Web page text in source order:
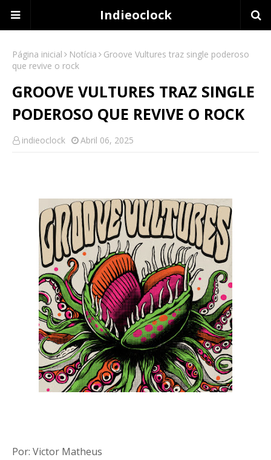
Indieoclock
Página inicial Notícia
Groove Vultures traz single poderoso
que revive o rock
GROOVE VULTURES TRAZ SINGLE
PODEROSO QUE REVIVE O ROCK
indieoclock Abril 06, 2025
Por: Victor Matheus